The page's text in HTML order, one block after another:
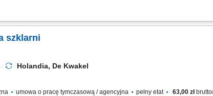
w sadach, praca z wykorzystaniem drabinek oraz platform
szklarni
Holandia, De Kwakel
umowa o pracę tymczasową / agencyjna pełny etat 63,00 zł